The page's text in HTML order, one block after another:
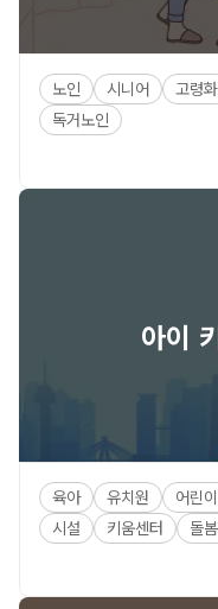
노인 시니어 고령화
독거노인
아이
육아 유치원 어린
시설
키움센터 돌